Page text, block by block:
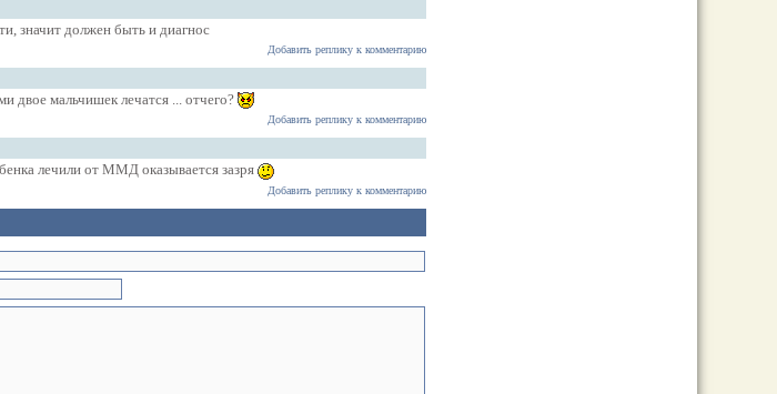
значит должен быть и диагнос
Добавить реплику к комментарию
двое мальчишек лечатся ... отчего?
Добавить реплику к комментарию
лечили от ММД оказывается зазря
Добавить реплику к комментарию